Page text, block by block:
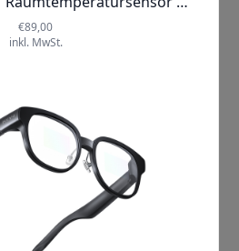
Lyca Mobile